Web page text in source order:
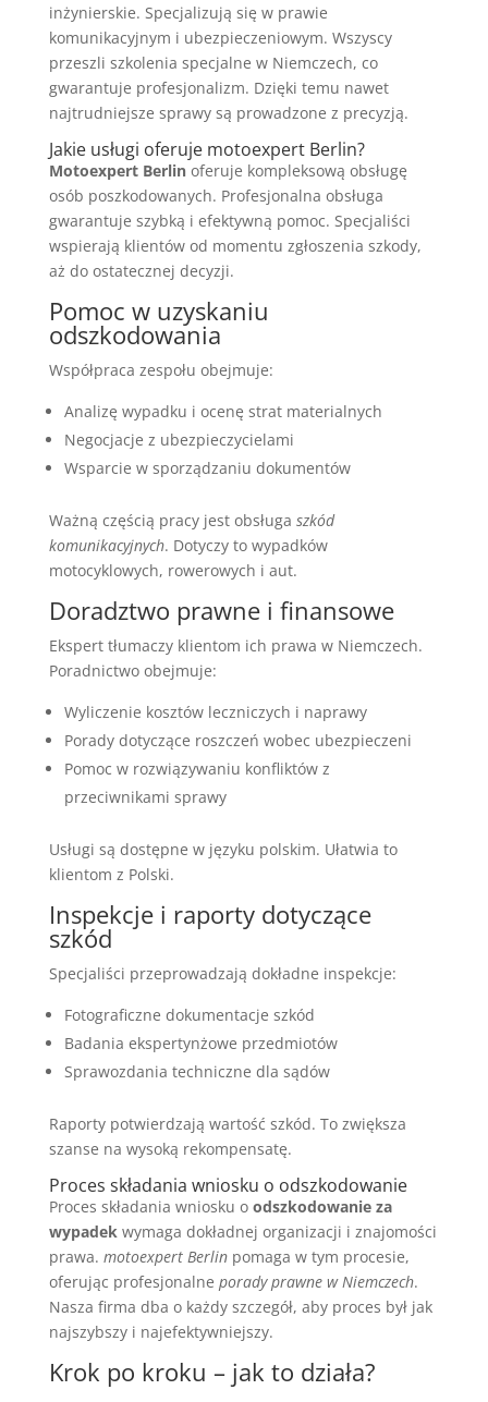
inżynierskie. Specjalizują się w prawie
komunikacyjnym i ubezpieczeniowym. Wszyscy
przeszli szkolenia specjalne w Niemczech, co
gwarantuje profesjonalizm. Dzięki temu nawet
najtrudniejsze sprawy są prowadzone z precyzją.
Jakie usługi oferuje motoexpert Berlin?
Motoexpert Berlinoferuje kompleksową obsługę
osób poszkodowanych. Profesjonalna obsługa
gwarantuje szybką i efektywną pomoc. Specjaliści
wspierają klientów od momentu zgłoszenia szkody,
aż do ostatecznej decyzji.
Pomoc w uzyskaniu
odszkodowania
Współpraca zespołu obejmuje:
Analizę wypadku i ocenę strat materialnych
Negocjacje z ubezpieczycielami
Wsparcie w sporządzaniu dokumentów
Ważną częścią pracy jest obsługa szkód
komunikacyjnych. Dotyczy to wypadków
motocyklowych, rowerowych i aut.
Doradztwo prawne i finansowe
Ekspert tłumaczy klientom ich prawa w Niemczech.
Poradnictwo obejmuje:
Wyliczenie kosztów leczniczych i naprawy
Porady dotyczące roszczeń wobec ubezpieczeni
Pomoc w rozwiązywaniu konfliktów z
przeciwnikami sprawy
Usługi są dostępne w języku polskim. Ułatwia to
klientom z Polski.
Inspekcje i raporty dotyczące
szkód
Specjaliści przeprowadzają dokładne inspekcje:
Fotograficzne dokumentacje szkód
Badania ekspertynżowe przedmiotów
Sprawozdania techniczne dla sądów
Raporty potwierdzają wartość szkód. To zwiększa
szanse na wysoką rekompensatę.
Proces składania wniosku o odszkodowanie
Proces składania wniosku o odszkodowanie za
wypadekwymaga dokładnej organizacji i znajomości
prawa. motoexpert Berlinpomaga w tym procesie,
oferując profesjonalne porady prawne w Niemczech.
Nasza firma dba o każdy szczegół, aby proces był jak
najszybszy i najefektywniejszy.
Krok po kroku – jak to działa?